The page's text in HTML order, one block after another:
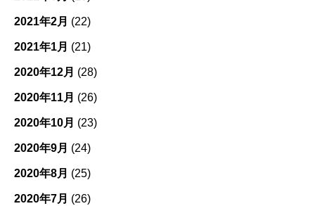
2021年2月 (22)
2021年1月 (21)
2020年12月 (28)
2020年11月 (26)
2020年10月 (23)
2020年9月 (24)
2020年8月 (25)
2020年7月 (26)